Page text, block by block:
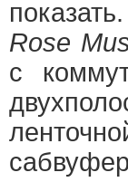
Rose
с
сабвуфер